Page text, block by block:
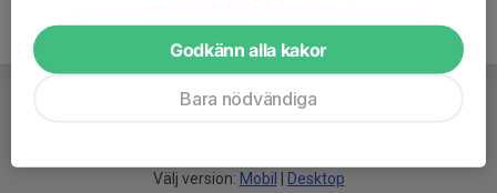
Välj version: Mobil Desktop
Godkänn alla kakor
Bara nödvändiga